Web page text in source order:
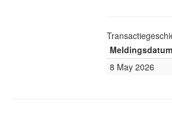
Meldingsdatum
8 May 2026